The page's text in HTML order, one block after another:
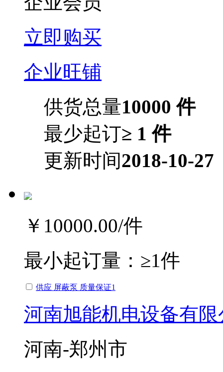
立即购买
企业旺铺
供货总量10000 件
最少起订≥ 1 件
更新时间2018-10-27
￥10000.00/件
最小起订量： ≥1件
供应 屏蔽泵 质量保证1
河南旭能机电设备有限
河南-郑州市